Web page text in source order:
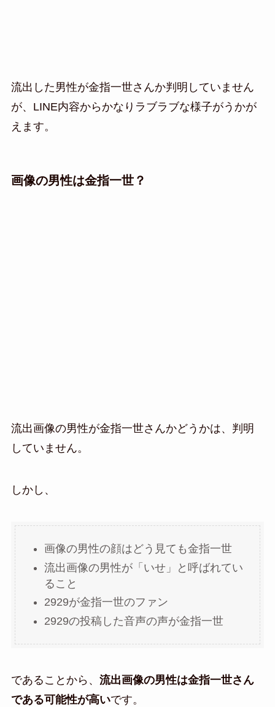
流出した男性が金指一世さんか判明していません
が、LINE内容からかなりラブラブな様子がうかが
えます。
画像の男性は金指一世？
流出画像の男性が金指一世さんかどうかは、判明
していません。
しかし、
画像の男性の顔はどう見ても金指一世
流出画像の男性が「いせ」と呼ばれてい
ること
2929が金指一世のファン
2929の投稿した音声の声が金指一世
であることから、 流出画像の男性は金指一世さん
である可能性が高いです。